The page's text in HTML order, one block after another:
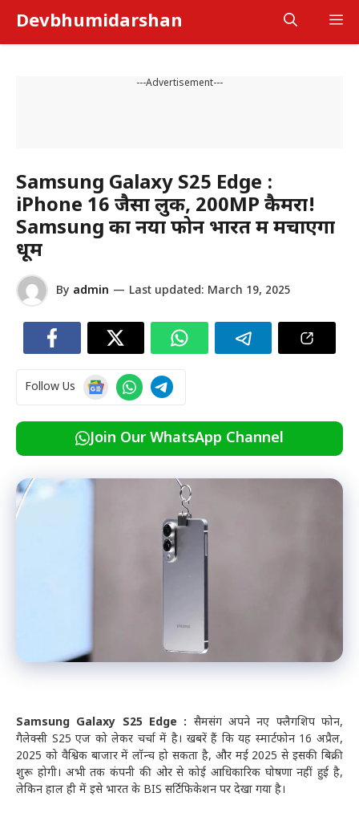
content
Devbhumidarshan
---Advertisement---
Samsung Galaxy S25 Edge :
iPhone 16 जैसा लुक, 200MP कैमरा!
Samsung का नया फोन भारत में मचाएगा
धूम
By admin — Last updated: March 19, 2025
Follow Us
Join Our WhatsApp Channel
Samsung Galaxy S25 Edge : सैमसंग अपने नए फ्लैगशिप फोन,
गैलेक्सी S25 एज को लेकर चर्चा में है। खबरें हैं कि यह स्मार्टफोन 16 अप्रैल,
2025 को वैश्विक बाजार में लॉन्च हो सकता है, और मई 2025 से इसकी बिक्री
शुरू होगी। अभी तक कंपनी की ओर से कोई आधिकारिक घोषणा नहीं हुई है,
लेकिन हाल ही में इसे भारत के BIS सर्टिफिकेशन पर देखा गया है।